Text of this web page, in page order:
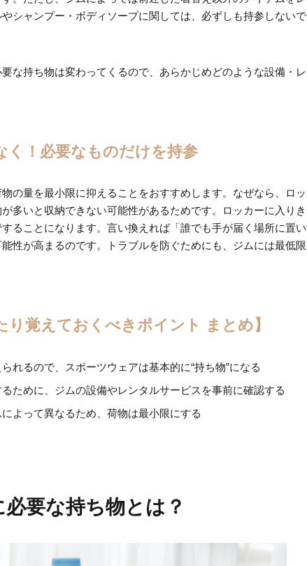
シャンプー・ボディソープに関しては、必ずしも持参しない
な持ち物は変わってくるので、あらかじめどのような設備・
く！必要なものだけを持参
の量を最小限に抑えることをおすすめします。なぜなら、ロ
多いと収納できない可能性があるためです。ロッカーに入り
ることになります。言い換えれば「誰でも手が届く場所に置
性が高まるのです。トラブルを防ぐためにも、ジムには最低
り覚えておくべきポイント まとめ】
れるので、スポーツウェアは基本的に“持ち物”になる
ために、ジムの設備やレンタルサービスを事前に確認する
よって異なるため、荷物は最小限にする
要な持ち物とは？